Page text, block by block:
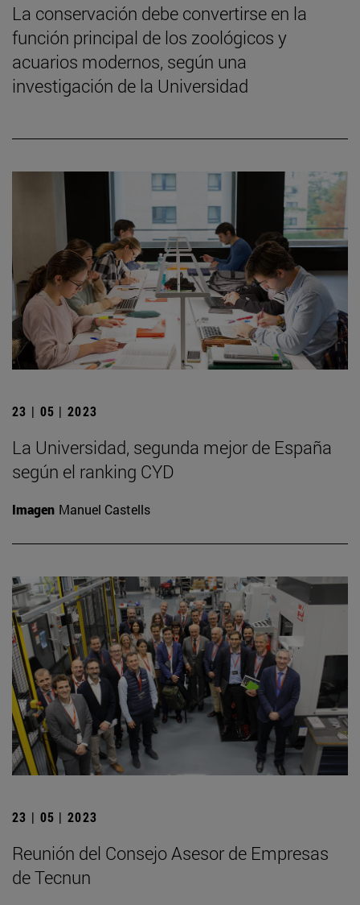
La conservación debe convertirse en la
función principal de los zoológicos y
acuarios modernos, según una
investigación de la Universidad
23 | 05 | 2023
La Universidad, segunda mejor de España
según el ranking CYD
Imagen Manuel Castells
23 | 05 | 2023
Reunión del Consejo Asesor de Empresas
de Tecnun